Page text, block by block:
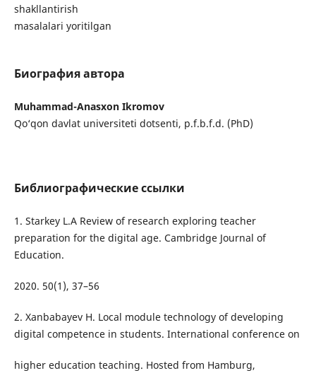
shakllantirish
masalalari yoritilgan
Биография автора
Muhammad-Anasxon Ikromov
Qo‘qon davlat universiteti dotsenti, p.f.b.f.d. (PhD)
Библиографические ссылки
1. Starkey L.A Review of research exploring teacher
preparation for the digital age. Cambridge Journal of
Education.
2020. 50(1), 37–56
2. Xanbabayev H. Local module technology of developing
digital competence in students. International conference on
higher education teaching. Hosted from Hamburg,